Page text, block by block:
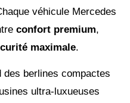
véhicule Mercedes
confort premium,
maximale.
des berlines compactes
ultra-luxueuses